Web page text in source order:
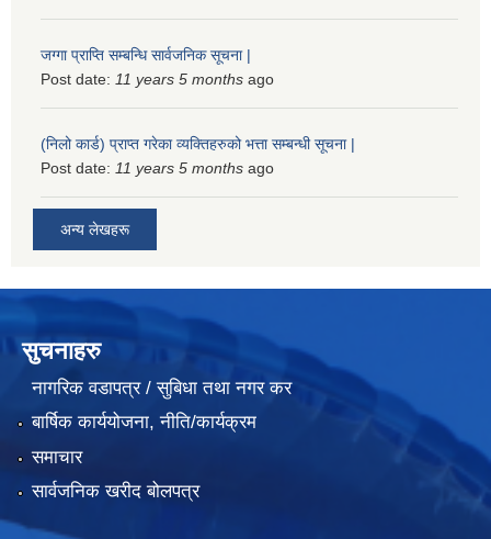
जग्गा प्राप्ति सम्बन्धि सार्वजनिक सूचना |
Post date: 11 years 5 months ago
(निलो कार्ड) प्राप्त गरेका व्यक्तिहरुको भत्ता सम्बन्धी सूचना |
Post date: 11 years 5 months ago
अन्य लेखहरू
सुचनाहरु
नागरिक वडापत्र / सुबिधा तथा नगर कर
बार्षिक कार्ययोजना, नीति/कार्यक्रम
समाचार
सार्वजनिक खरीद बोलपत्र